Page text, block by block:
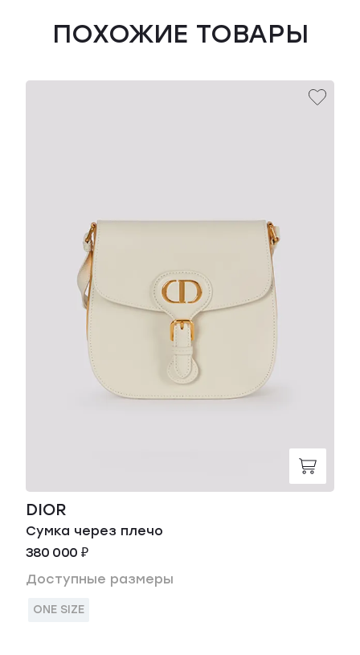
ПОХОЖИЕ ТОВАРЫ
DIOR
Сумка через плечо
380 000 ₽
Доступные размеры
ONE SIZE